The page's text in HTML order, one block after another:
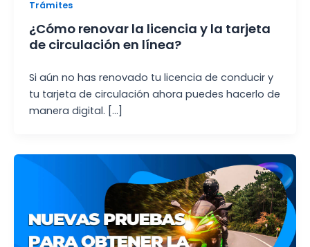
Trámites
¿Cómo renovar la licencia y la tarjeta
de circulación en línea?
Si aún no has renovado tu licencia de conducir y
tu tarjeta de circulación ahora puedes hacerlo de
manera digital. […]